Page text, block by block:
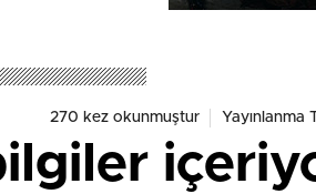
270 kez okunmuştur Yayınlanma